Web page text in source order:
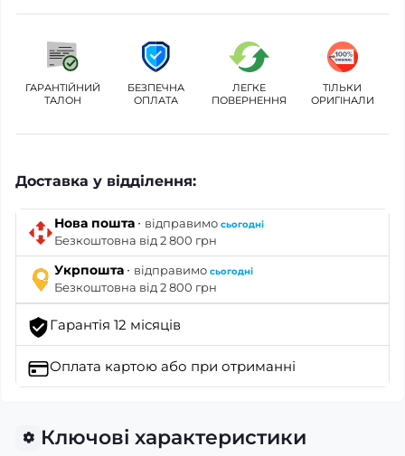
ГАРАНТІЙНИЙ
ТАЛОН
БЕЗПЕЧНА
ОПЛАТА
ЛЕГКЕ
ПОВЕРНЕННЯ
ТІЛЬКИ
ОРИГІНАЛИ
Доставка у відділення:
Нова пошта · відправимо сьогодні
Безкоштовна від 2 800 грн
Укрпошта · відправимо сьогодні
Безкоштовна від 2 800 грн
Гарантія 12 місяців
Оплата картою або при отриманні
Ключові характеристики